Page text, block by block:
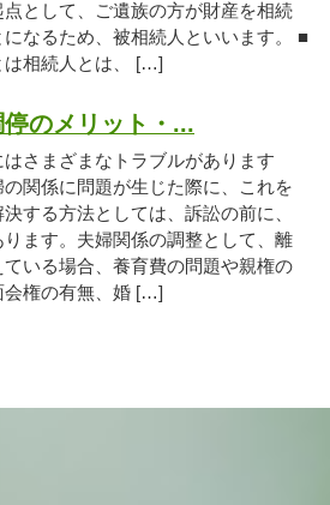
点として、ご遺族の方が財産を相続
になるため、被相続人といいます。 ■
は相続人とは、 […]
停のメリット・...
はさまざまなトラブルがあります
の関係に問題が生じた際に、これを
する方法としては、訴訟の前に、
ります。夫婦関係の調整として、離
ている場合、養育費の問題や親権の
会権の有無、婚 […]